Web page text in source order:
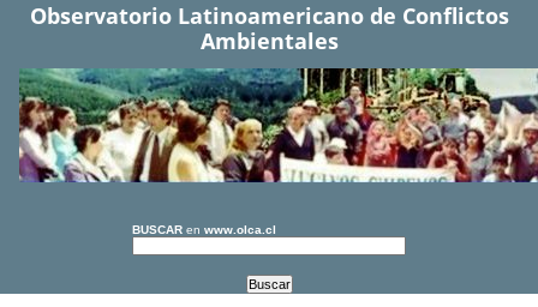
Observatorio Latinoamericano de Conflictos
Ambientales
BUSCAR en www.olca.cl